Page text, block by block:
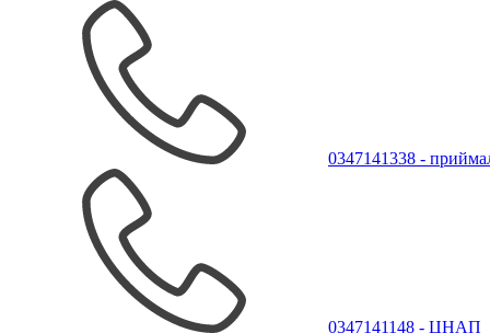
0347141338 -
0347141148 - ЦНАП